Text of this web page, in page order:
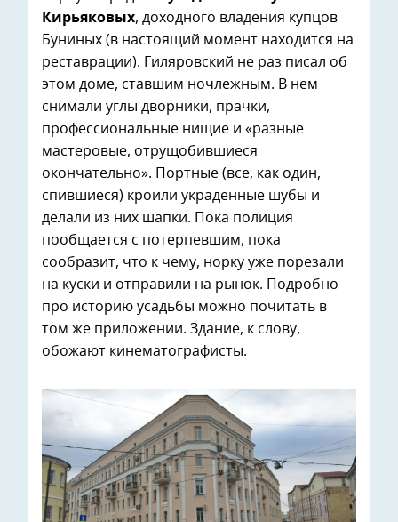
Кирьяковых, доходного владения купцов
Буниных (в настоящий момент находится на
реставрации). Гиляровский не раз писал об
этом доме, ставшим ночлежным. В нем
снимали углы дворники, прачки,
профессиональные нищие и «разные
мастеровые, отрущобившиеся
окончательно». Портные (все, как один,
спившиеся) кроили украденные шубы и
делали из них шапки. Пока полиция
пообщается с потерпевшим, пока
сообразит, что к чему, норку уже порезали
на куски и отправили на рынок. Подробно
про историю усадьбы можно почитать в
том же приложении. Здание, к слову,
обожают кинематографисты.